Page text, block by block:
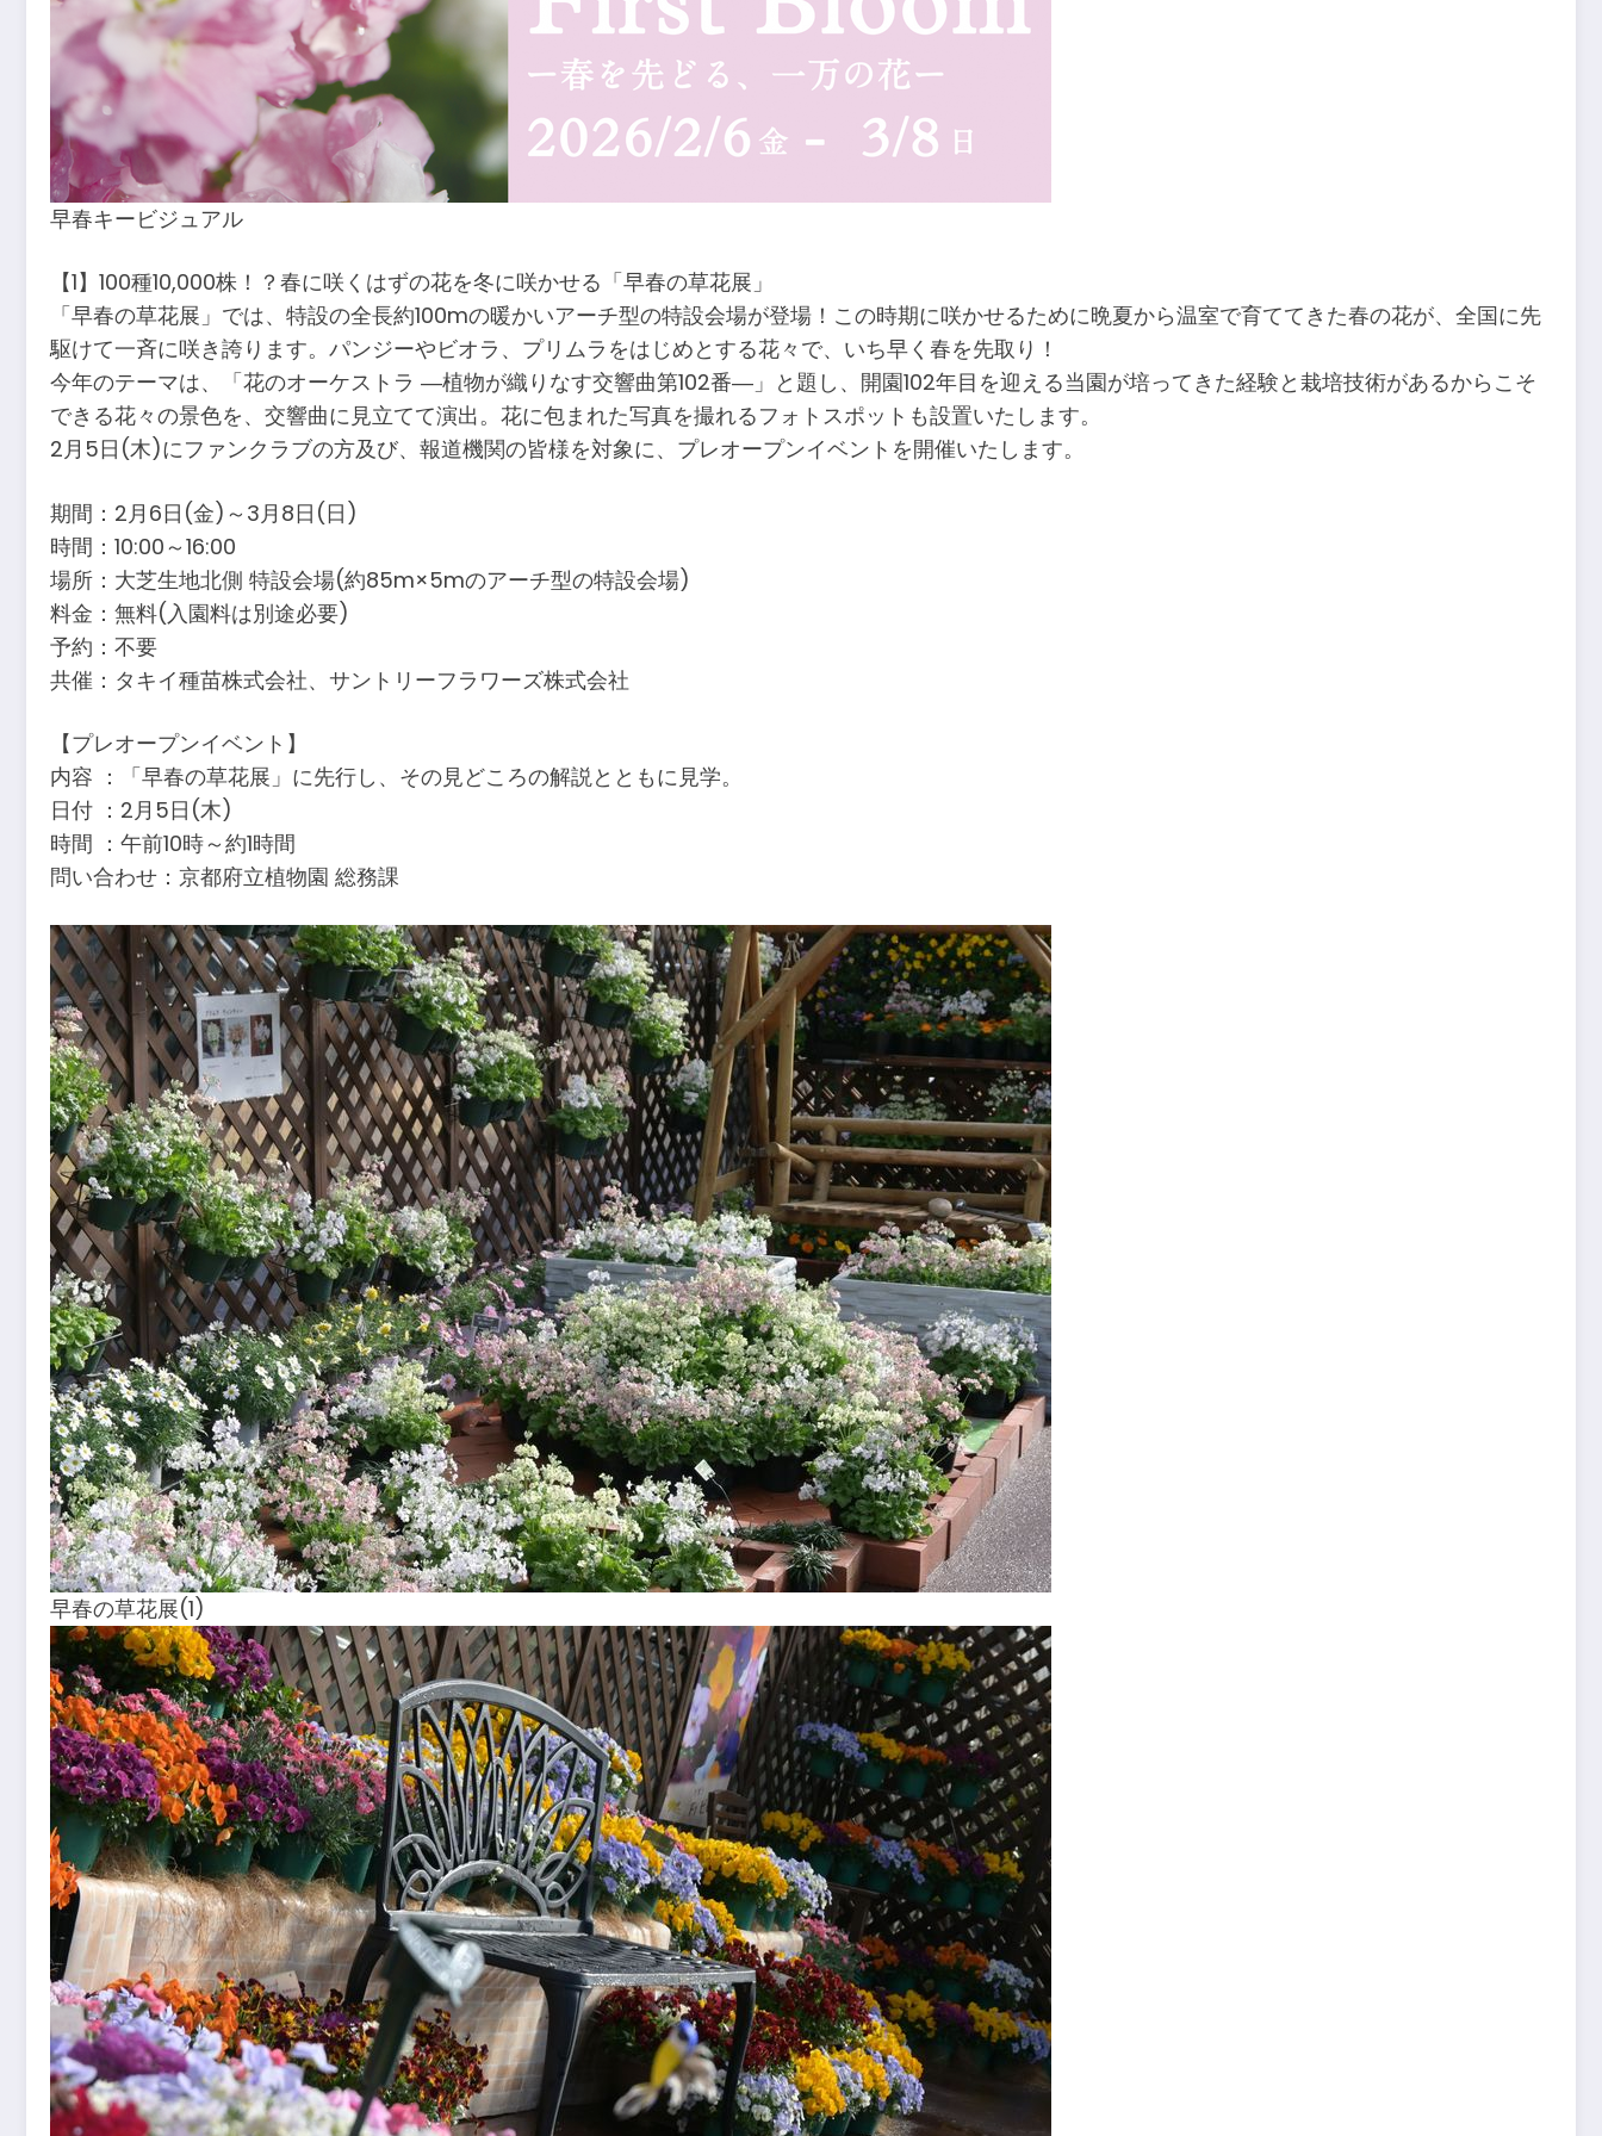
早春キービジュアル
【1】100種10,000株！？春に咲くはずの花を冬に咲かせる「早春の草花展」
「早春の草花展」では、特設の全長約100mの暖かいアーチ型の特設会場が登場！この時期に咲かせるために晩夏から温室で育ててきた春の花が、全国に先
駆けて一斉に咲き誇ります。パンジーやビオラ、プリムラをはじめとする花々で、いち早く春を先取り！
今年のテーマは、「花のオーケストラ ―植物が織りなす交響曲第102番―」と題し、開園102年目を迎える当園が培ってきた経験と栽培技術があるからこそ
できる花々の景色を、交響曲に見立てて演出。花に包まれた写真を撮れるフォトスポットも設置いたします。
2月5日(木)にファンクラブの方及び、報道機関の皆様を対象に、プレオープンイベントを開催いたします。
期間：2月6日(金)～3月8日(日)
時間：10:00～16:00
場所：大芝生地北側 特設会場(約85m×5mのアーチ型の特設会場)
料金：無料(入園料は別途必要)
予約：不要
共催：タキイ種苗株式会社、サントリーフラワーズ株式会社
【プレオープンイベント】
内容 ：「早春の草花展」に先行し、その見どころの解説とともに見学。
日付 ：2月5日(木)
時間 ：午前10時～約1時間
問い合わせ：京都府立植物園 総務課
早春の草花展(1)